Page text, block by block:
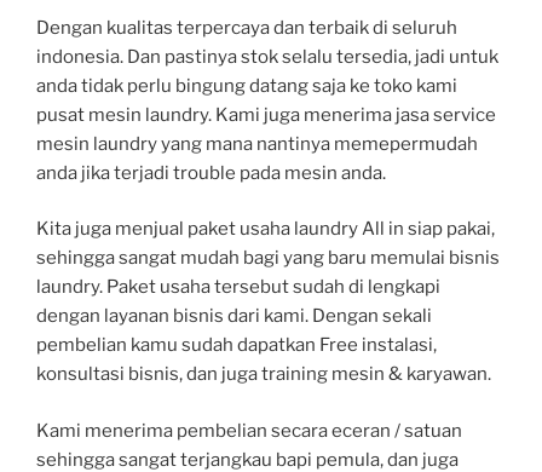
Dengan kualitas terpercaya dan terbaik di seluruh
indonesia. Dan pastinya stok selalu tersedia, jadi untuk
anda tidak perlu bingung datang saja ke toko kami
pusat mesin laundry. Kami juga menerima jasa service
mesin laundry yang mana nantinya memepermudah
anda jika terjadi trouble pada mesin anda.
Kita juga menjual paket usaha laundry All in siap pakai,
sehingga sangat mudah bagi yang baru memulai bisnis
laundry. Paket usaha tersebut sudah di lengkapi
dengan layanan bisnis dari kami. Dengan sekali
pembelian kamu sudah dapatkan Free instalasi,
konsultasi bisnis, dan juga training mesin & karyawan.
Kami menerima pembelian secara eceran / satuan
sehingga sangat terjangkau bapi pemula, dan juga